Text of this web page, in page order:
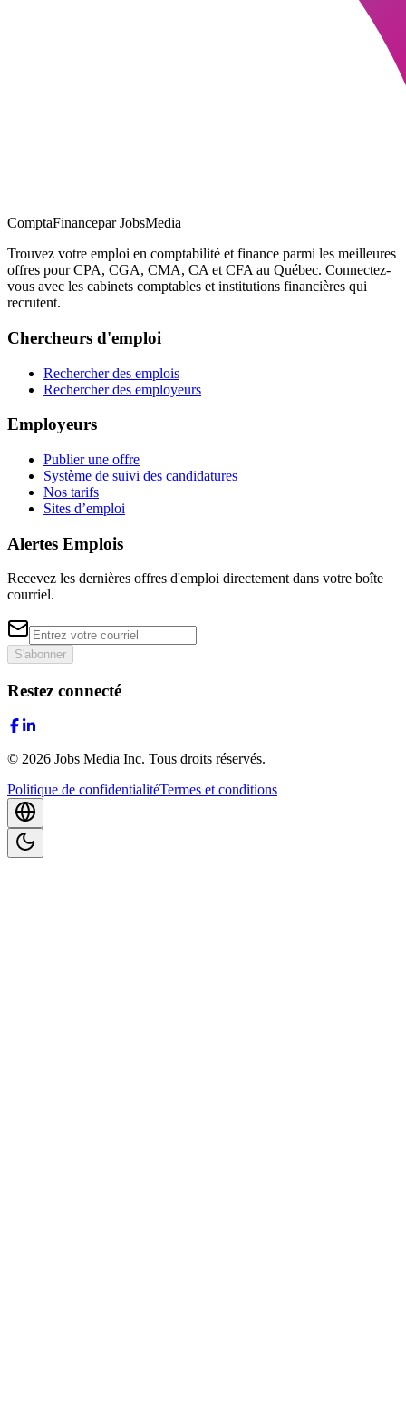
ComptaFinancepar JobsMedia
Trouvez votre emploi en comptabilité et finance parmi les meilleures
offres pour CPA, CGA, CMA, CA et CFA au Québec. Connectez-
vous avec les cabinets comptables et institutions financières qui
recrutent.
Chercheurs d'emploi
Rechercher des emplois
Rechercher des employeurs
Employeurs
Publier une offre
Système de suivi des candidatures
Nos tarifs
Sites d’emploi
Alertes Emplois
Recevez les dernières offres d'emploi directement dans votre boîte
courriel.
S'abonner
Restez connecté
© 2026 Jobs Media Inc. Tous droits réservés.
Politique de confidentialitéTermes et conditions